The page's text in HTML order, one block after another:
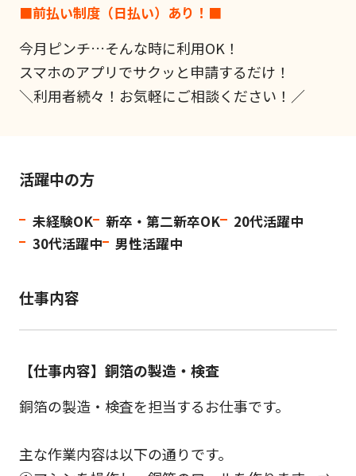
■前払い制度（日払い）あり！■
今月ピンチ…そんな時に利用OK！
スマホのアプリでサクッと申請するだけ！
＼利用者続々！お気軽にご相談ください！／
活躍中の方
未経験OK 新卒・第二新卒OK
20代活躍中
30代活躍中
男性活躍中
仕事内容
【仕事内容】銅箔の製造・検査
銅箔の製造・検査を担当するお仕事です。
主な作業内容は以下の通りです。